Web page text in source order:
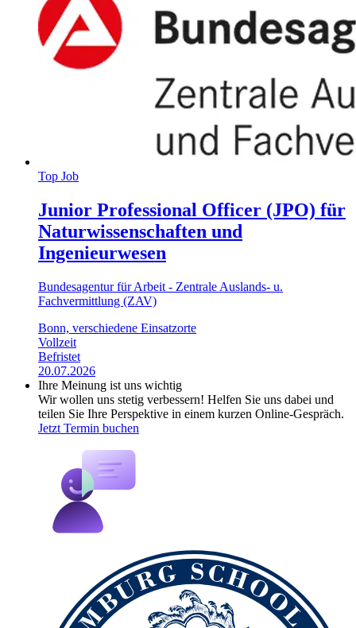
Top Job
Junior Professional Officer (JPO) für
Naturwissenschaften und
Ingenieurwesen
Bundesagentur für Arbeit - Zentrale Auslands- u.
Fachvermittlung (ZAV)
Bonn, verschiedene Einsatzorte
Vollzeit
Befristet
20.07.2026
Ihre Meinung ist uns wichtig
Wir wollen uns stetig verbessern! Helfen Sie uns dabei und
teilen Sie Ihre Perspektive in einem kurzen Online-Gespräch.
Jetzt Termin buchen